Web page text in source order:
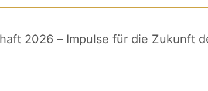
2026 – Impulse für die Zukunft